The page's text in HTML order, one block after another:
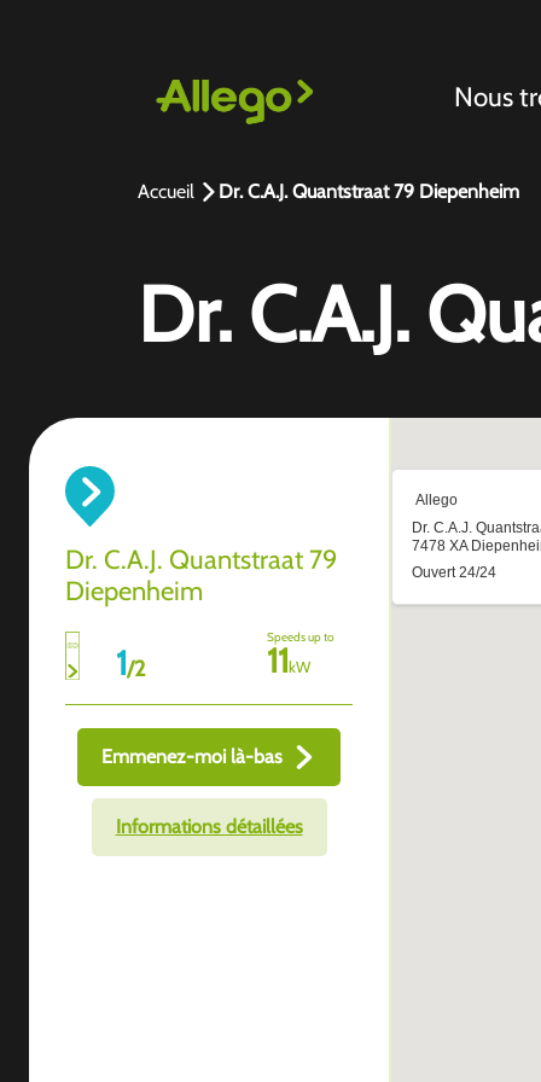
Nous
Accueil Dr. C.A.J. Quantstraat 79 Diepenheim
Dr. C.A.J.
Dr. C.A.J. Quantstraat 79
Diepenheim
1/2
Speeds up to
11kW
Emmenez-moi là-bas
Informations détaillées